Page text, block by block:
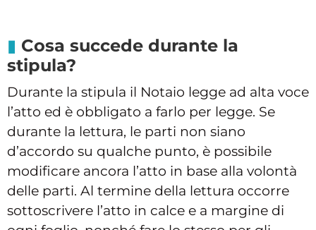
Cosa succede durante la
stipula?
Durante la stipula il Notaio legge ad alta voce
l’atto ed è obbligato a farlo per legge. Se
durante la lettura, le parti non siano
d’accordo su qualche punto, è possibile
modificare ancora l’atto in base alla volontà
delle parti. Al termine della lettura occorre
sottoscrivere l’atto in calce e a margine di